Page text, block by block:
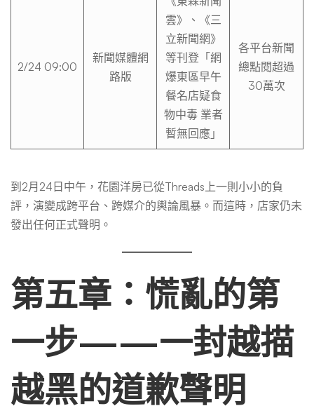
2/24 09:00
新聞媒體網
路版
雲》、《三
立新聞網》
等刊登「網
爆東區早午
餐名店疑食
物中毒 業者
暫無回應」
各平台新聞
總點閱超過
30萬次
到2月24日中午，花園洋房已從Threads上一則小小的負
評，演變成跨平台、跨媒介的輿論風暴。而這時，店家仍未
發出任何正式聲明。
第五章：慌亂的第
一步——一封越描
越黑的道歉聲明